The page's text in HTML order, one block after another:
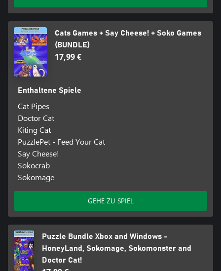
Cats Games + Say Cheese! + Soko Games
(BUNDLE)
17,99 €
Enthaltene Spiele
Cat Pipes
Doctor Cat
Kiting Cat
PuzzlePet - Feed Your Cat
Say Cheese!
Sokocrab
Sokomage
GEHE ZU SPIEL
Puzzle Bundle Xbox and Windows -
HoneyLand, Sokomage, Sokomonster and
Doctor Cat!